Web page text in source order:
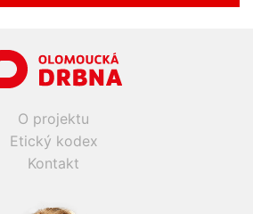
O projektu
Etický kodex
Kontakt